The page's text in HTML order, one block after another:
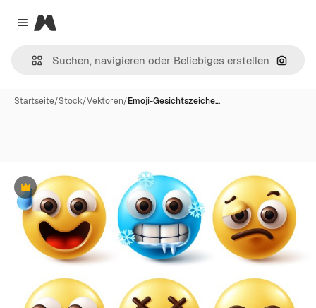
Close menu
Magnific
Nach
Startseite/Stock/Vektoren/Emoji-Gesichtszeiche…
Premium